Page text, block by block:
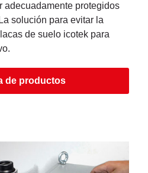
adecuadamente protegidos
solución para evitar la
de suelo icotek para
de productos